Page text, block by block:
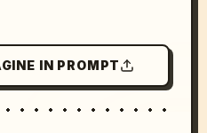
IN PROMPT